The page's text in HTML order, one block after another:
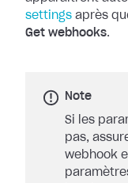
settings après
Get webhooks.
Note
Si les
pas,
webhook